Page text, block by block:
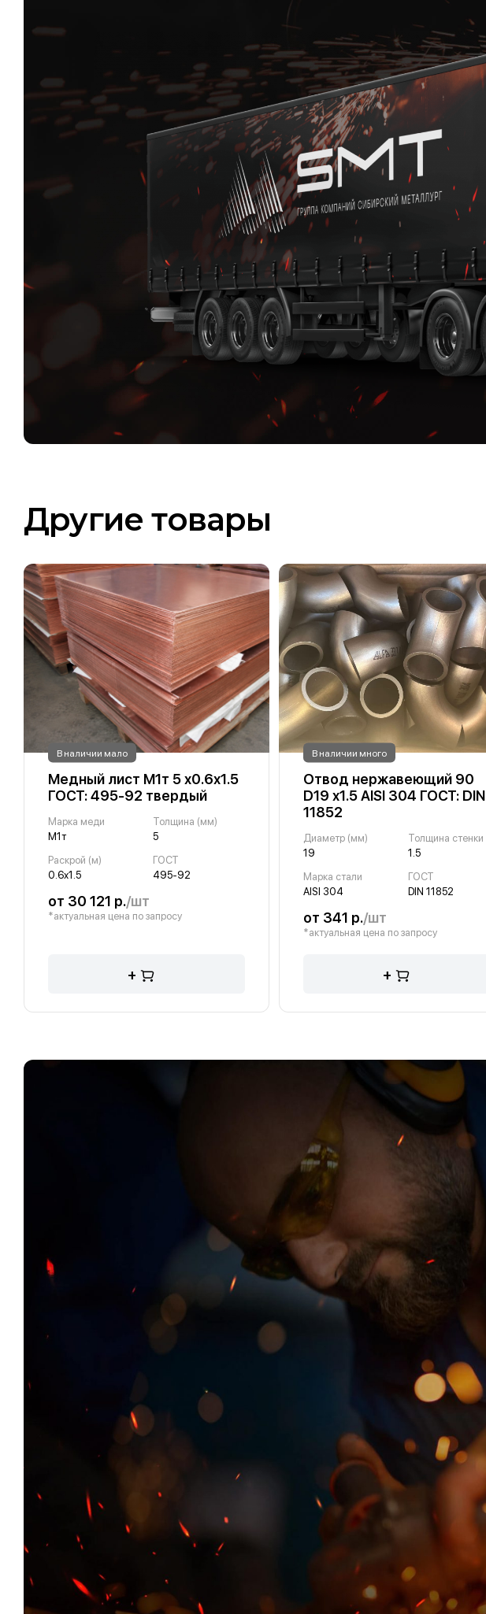
Другие товары
В наличии мало
Медный лист М1т 5 х0.6х1.5
ГОСТ: 495-92 твердый
Марка меди
М1т
Толщина (мм)
5
Раскрой (м)
0.6х1.5
ГОСТ
495-92
от 30 121 р./шт
*актуальная цена по запросу
+
В наличии много
Отвод нержавеющий 90
D19 х1.5 AISI 304 ГОСТ: DIN
11852
Диаметр (мм)
19
1.5
Марка стали
AISI 304
ГОСТ
DIN 11852
от 341 р./шт
*актуальная цена по запросу
+